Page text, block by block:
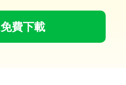
免費下載